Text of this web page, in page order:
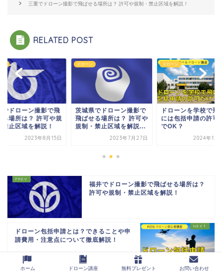
三重でドローン撮影で飛ばせる場所は？ 許可や規制・禁止区域を解説！
RELATED POST
でドローン撮影で飛
る場所は？ 許可や規
禁止区域を解説！
2023年8月15日
ドローン
茨城県でドローン撮影で
飛ばせる場所は？ 許可や
規制・禁止区域を解説...
2023年7月27日
ドローン
ドローンを学校で飛
には包括申請の許可
でOK？
2024年12
福井でドローン撮影で飛ばせる場所は？
許可や規制・禁止区域を解説！
ドローン包括申請とは？できることや申
請費用・注意点について徹底解説！
ホーム ドローン講座 無料プレゼント お問い合わせ